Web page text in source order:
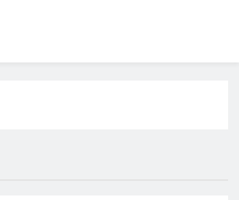
ξεκινά νωρίτερα
η φράση «Κρήτη